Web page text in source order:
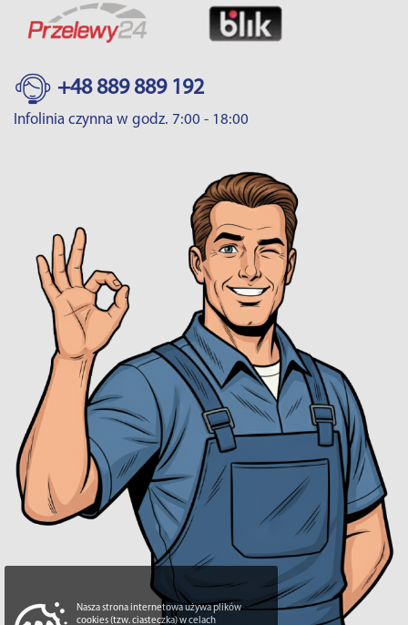
+48 889 889 192
Infolinia czynna w godz. 7:00 - 18:00
Nasza strona internetowa używa plików
cookies (tzw. ciasteczka) w celach